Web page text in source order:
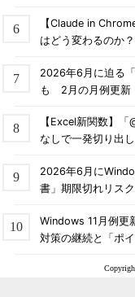
【Claude in
はどう変わるのか？
2026年6月に迫る
も 2月の月例更新
【Excel新関数】
なしで一発切り出し
2026年6月に
書」期限切れリス
Windows 11月例更
対策の継続と「ポ